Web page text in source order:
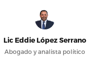
Lic Eddie López Serrano
Abogado y analista político